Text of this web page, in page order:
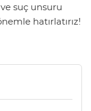
suç unsuru
hatırlatırız!